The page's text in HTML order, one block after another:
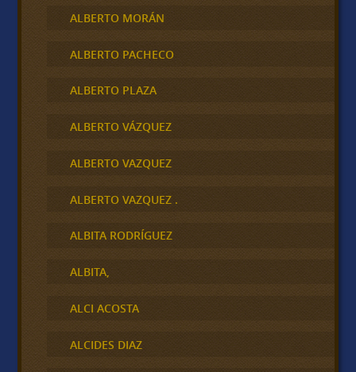
ALBERTO MORÁN
ALBERTO PACHECO
ALBERTO PLAZA
ALBERTO VÁZQUEZ
ALBERTO VAZQUEZ
ALBERTO VAZQUEZ .
ALBITA RODRÍGUEZ
ALBITA,
ALCI ACOSTA
ALCIDES DIAZ